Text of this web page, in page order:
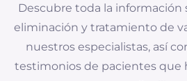
Descubre toda la información
eliminación y tratamiento de
nuestros especialistas, así
testimonios de pacientes que